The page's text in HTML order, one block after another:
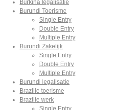
Burkina legalisatie
Burundi Toerisme
Single Entry
Double Entry
Multiple Entry
Burundi Zakelijk
Single Entry
Double Entry
Multiple Entry
Burundi legalisatie
Brazilie toerisme
Brazilie werk
Single Entry